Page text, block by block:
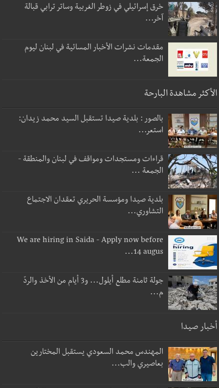
خرق إسرائيلي في زوطر الغربية وساتر ترابي قبالة
آخر...
مقدمات نشرات الأخبار المسائية في لبنان ليوم
الجمعة...
الأكثر مشاهدة البارحة
بالصور : بلدية صيدا تستقبل السيد محمد زيدان:
استعر...
قراءات ومستجدات ومواقف في لبنان والمنطقة -
الجمعة ...
بلدية صيدا ومؤسسة الحريري تعقدان الاجتماع
التشاوري...
We are hiring in Saida - Apply now before
14 augus...
جولة ثامنة مطلع أيلول... و3 أيام من الأخذ والردّ
م...
أخبار صيدا
المهندس محمد السعودي يستقبل المختارين
بعاصيري والب...